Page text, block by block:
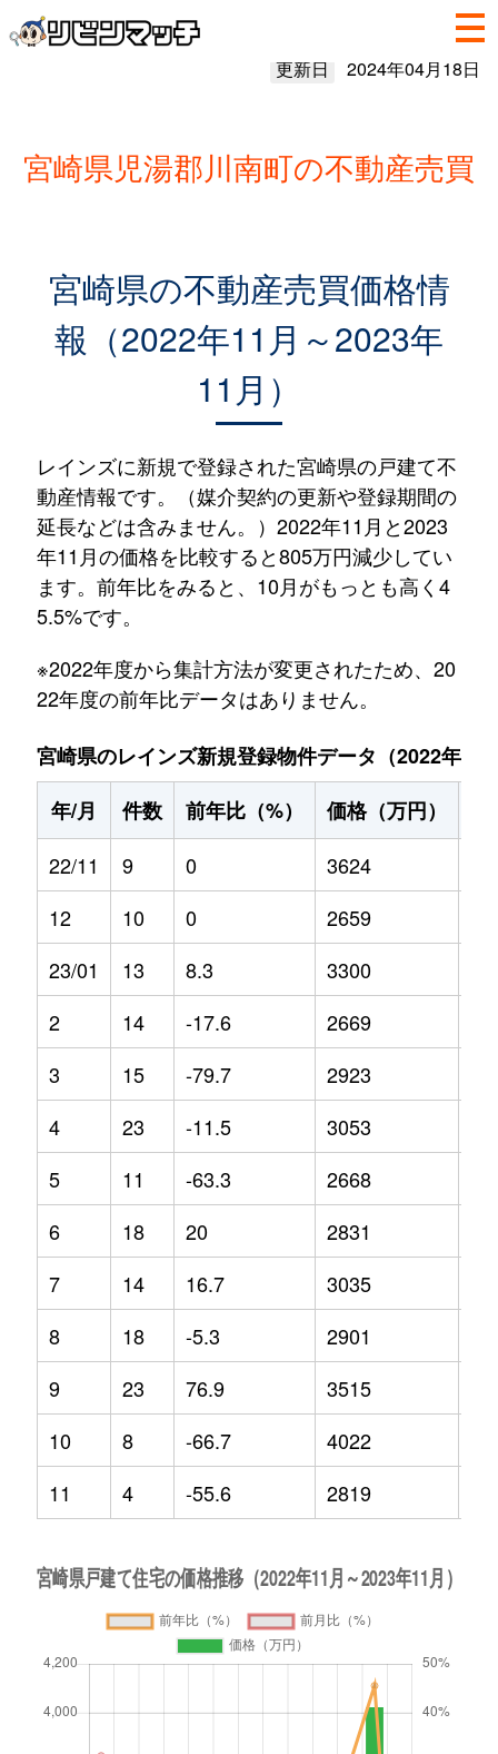
更新日 2024年04月18日
宮崎県児湯郡川南町の不動産売買
宮崎県の不動産売買価格情
報（2022年11月～2023年
11月）
レインズに新規で登録された宮崎県の戸建て不
動産情報です。（媒介契約の更新や登録期間の
延長などは含みません。）2022年11月と2023
年11月の価格を比較すると805万円減少してい
ます。前年比をみると、10月がもっとも高く4
5.5%です。
※2022年度から集計方法が変更されたため、20
22年度の前年比データはありません。
宮崎県のレインズ新規登録物件データ（2022年11
年/月
件数 前年比（%） 価格（万円）
22/11
9 0 3624
12
10 0 2659
23/01
13 8.3 3300
2
14 -17.6 2669
3
15 -79.7 2923
4
23 -11.5 3053
5
11 -63.3 2668
6
18 20 2831
7
14 16.7 3035
8
18 -5.3 2901
9
23 76.9 3515
10
8 -66.7 4022
11
4 -55.6 2819